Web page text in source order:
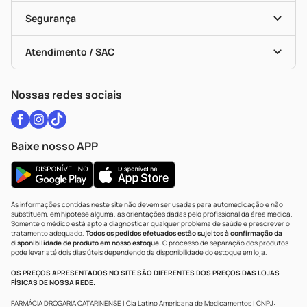
Cupons E Ofertas
Black Friday
Alomed
Formas De Pagamento
Troca E Devolução
Bulas De A A Z
Políticas De Marketplace
Vacinas
Serviços Farmacêuticos
Testes Rápidos
Autoteste Covid-19
Vacinas
Segurança
Certificado De Segurança
Portal Da Privacidade
Atendimento / SAC
WhatsApp (47) 9202-1687
Nossas redes sociais
Baixe nosso APP
As informações contidas neste site não devem ser usadas para automedicação e não
substituem, em hipótese alguma, as orientações dadas pelo profissional da área médica.
Somente o médico está apto a diagnosticar qualquer problema de saúde e prescrever o
tratamento adequado. Todos os pedidos efetuados estão sujeitos à confirmação da
disponibilidade de produto em nosso estoque.O processo de separação dos produtos
pode levar até dois dias úteis dependendo da disponibilidade do estoque em loja.
OS PREÇOS APRESENTADOS NO SITE SÃO DIFERENTES DOS PREÇOS DAS LOJAS
FÍSICAS DE NOSSA REDE.
FARMÁCIA DROGARIA CATARINENSE | Cia Latino Americana de Medicamentos | CNPJ: